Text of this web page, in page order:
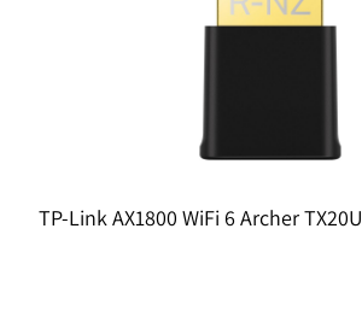
מתאם רשת אלחוטי TP-Link AX1800 WiFi 6 Archer TX20U